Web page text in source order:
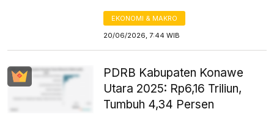
EKONOMI & MAKRO
20/06/2026, 7:44 WIB
PDRB Kabupaten Konawe
Utara 2025: Rp6,16 Triliun,
Tumbuh 4,34 Persen